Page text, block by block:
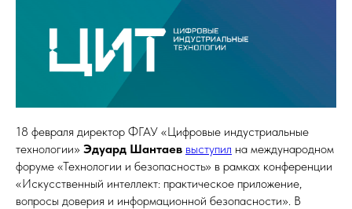
18 февраля директор ФГАУ «Цифровые индустриальные
технологии» Эдуард Шантаев выступил на международном
форуме «Технологии и безопасность» в рамках конференции
«Искусственный интеллект: практическое приложение,
вопросы доверия и информационной безопасности». В